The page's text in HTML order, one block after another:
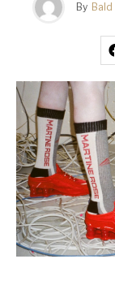
By Bald